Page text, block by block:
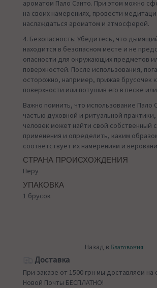
ароматом Пало Санто. При этом можно
на своих намерениях, провести
наслаждаться ароматом и атмосферой.
4. Безопасность: Убедитесь, что
находится в безопасном месте и не
опасности для окружающих предметов
поверхностей. После использования,
осторожно, например, прижав брусочек
поверхности или потушив его в песке
Важно помнить, что использование Пало
частью духовной и ритуальной
человек может найти свой собственный
применения и определить, каким
соответствует их намерениям и
СТРАНА ПРОИСХОЖДЕНИЯ
Перу
УПАКОВКА
1 брусок
Назад в Благовония
Доставка
При заказе от 1500 грн мы доставляем
Новой Почты БЕСПЛАТНО!